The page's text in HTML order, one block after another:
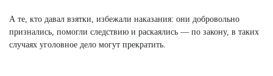
А те, кто давал взятки, избежали наказания: они добровольно
признались, помогли следствию и раскаялись — по закону, в таких
случаях уголовное дело могут прекратить.